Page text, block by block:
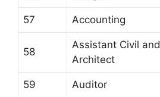
57 Accounting
58
Assistant Civil and
Architect
59 Auditor